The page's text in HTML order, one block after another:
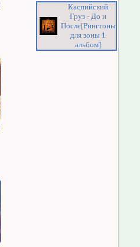
Каспийский
Груз - До и
После[Рингтоны
для зоны 1
альбом]